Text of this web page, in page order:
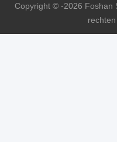
Copyright © -2026 Foshan